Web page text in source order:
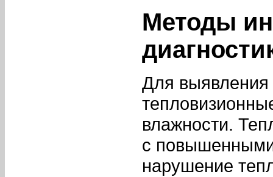
Методы
Для
влажности.
с повышенными
нарушение